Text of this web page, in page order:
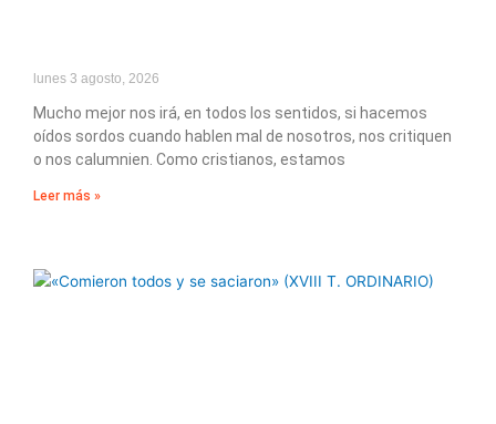
lunes 3 agosto, 2026
Mucho mejor nos irá, en todos los sentidos, si hacemos
oídos sordos cuando hablen mal de nosotros, nos critiquen
o nos calumnien. Como cristianos, estamos
Leer más »